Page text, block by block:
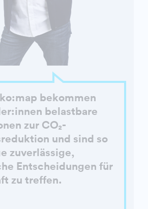
bekommen
belastbare
zur CO₂-
und sind so
zuverlässige,
Entscheidungen für
zu treffen.